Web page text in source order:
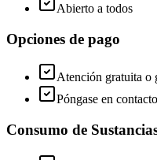
Abierto a todos
Opciones de pago
Atención gratuita o
Póngase en
Consumo de